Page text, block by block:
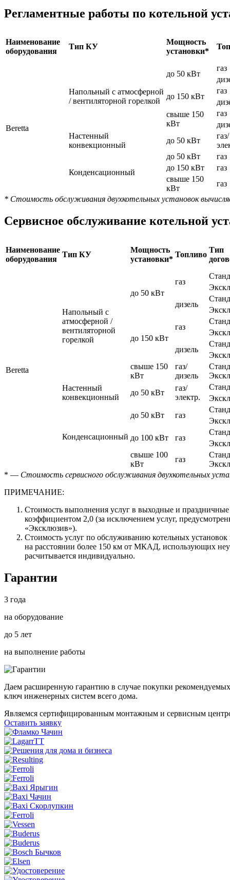
Регламентные работы по котельной
Наименование
оборудования
Тип КУ
Мощность
установки*
Beretta
Напольный с атмосферной
/ вентиляторной горелкой
до 50 кВт
газ
до 150 кВт
газ
свыше 150
кВт
газ
Настенный
конвекционный
до 50 кВт
газ/
Конденсационный
до 50 кВт
газ
до 150 кВт
газ
свыше 150
кВт
газ
* Стоимость обслуживания двухкотельных установок
Сервисное обслуживание котельной
Наименование
оборудования
Тип КУ
Мощность
установки*
Топливо
Тип
Beretta
Напольный с
атмосферной /
вентиляторной
горелкой
до 50 кВт
газ
дизель
до 150 кВт
газ
дизель
свыше 150
кВт
газ/
дизель
Настенный
конвекционный
до 50 кВт
газ/
электр.
Конденсационный
до 50 кВт газ
до 100 кВт
газ
свыше 100
кВт
газ
* — Стоимость сервисного обслуживания двухкотельных
ПРИМЕЧАНИЕ:
Стоимость выполнения услуг в выходные и
коэффициентом 2,0 (за исключением услуг,
«Эксклюзив»).
Стоимость услуг по обслуживанию котельных
на расстоянии более 150 км от МКАД, использующих
расчитывается индивидуально.
Гарантии
3 года
на оборудование
до 5 лет
на выполнение работы
Даем расширенную гарантию в случае покупки
ключ инженерных систем всего дома.
Являемся сертифицированным монтажным и сервисным
Оставить заявку